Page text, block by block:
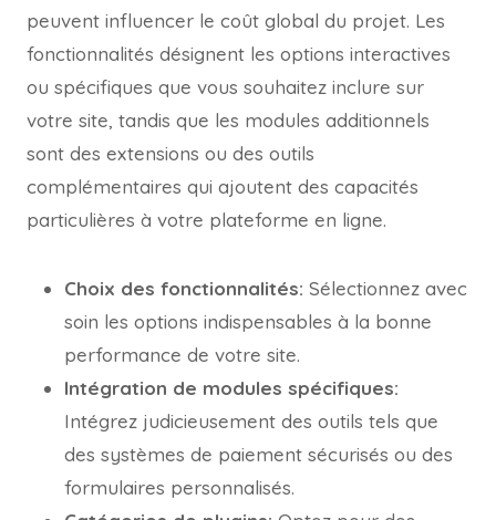
peuvent influencer le coût global du projet. Les
fonctionnalités désignent les options interactives
ou spécifiques que vous souhaitez inclure sur
votre site, tandis que les modules additionnels
sont des extensions ou des outils
complémentaires qui ajoutent des capacités
particulières à votre plateforme en ligne.
Choix des fonctionnalités: Sélectionnez avec
soin les options indispensables à la bonne
performance de votre site.
Intégration de modules spécifiques:
Intégrez judicieusement des outils tels que
des systèmes de paiement sécurisés ou des
formulaires personnalisés.